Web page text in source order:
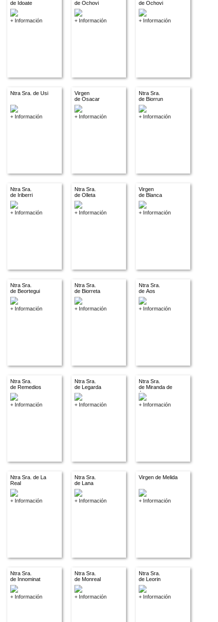
de Idoate
+ Información
de Ochovi
+ Información
de Ochovi
+ Información
Ntra Sra. de Usi
+ Información
Virgen
de Osacar
+ Información
Ntra Sra.
de Biorrun
+ Información
Ntra Sra.
de Iriberri
+ Información
Ntra Sra.
de Olleta
+ Información
Virgen
de Blanca
+ Información
Ntra Sra.
de Beortegui
+ Información
Ntra Sra.
de Biorreta
+ Información
Ntra Sra.
de Aos
+ Información
Ntra Sra.
de Remedios
+ Información
Ntra Sra.
de Legarda
+ Información
Ntra Sra.
de Miranda de
Arga
+ Información
Ntra Sra. de La
Real
+ Información
Ntra Sra.
de Lana
+ Información
Virgen de Melida
+ Información
Ntra Sra.
de Innominat
+ Información
Ntra Sra.
de Monreal
+ Información
Ntra Sra.
de Leorin
+ Información